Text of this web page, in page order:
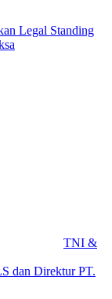
Legal Standing
TNI &
dan Direktur PT.